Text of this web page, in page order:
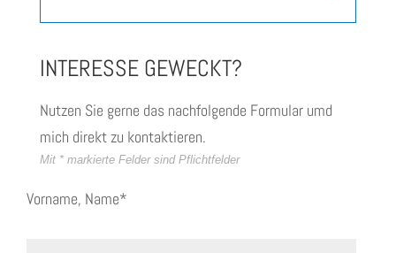
INTERESSE GEWECKT?
Nutzen Sie gerne das nachfolgende Formular umd
mich direkt zu kontaktieren.
Mit * markierte Felder sind Pflichtfelder
Vorname, Name*